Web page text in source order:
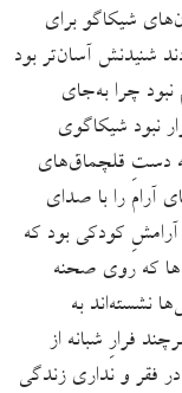
شیکاگو برای
شنیدنش آسان‌تر بود
چرا به‌جای
نبود شیکاگوی
دستِ قلچماق‌های
آرام را با صدای
کودکی بود که
که روی صحنه
نشسته‌اند به
فرارِ شبانه از
فقر و نداری زندگی